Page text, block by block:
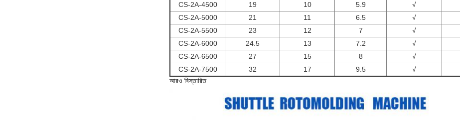
CS-2A-4500
19 10 5.9 √
CS-2A-5000
21 11 6.5 √
CS-2A-5500
23 12 7 √
CS-2A-6000
24.5 13 7.2 √
CS-2A-6500
27 15 8 √
CS-2A-7500
32 17 9.5 √
আরও বিস্তারিত